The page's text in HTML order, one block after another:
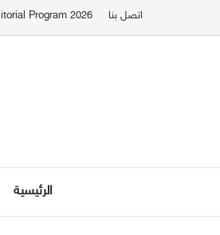
اتصل بنا Program 2026
الرئيسية